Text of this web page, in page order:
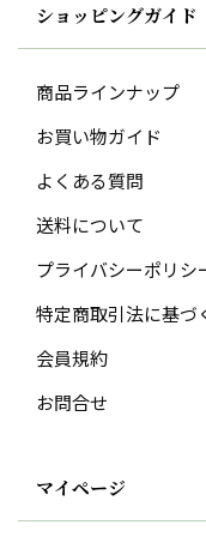
ショッピングガイド
商品ラインナップ
お買い物ガイド
よくある質問
送料について
プライバシーポリシ
特定商取引法に基づ
会員規約
お問合せ
マイページ